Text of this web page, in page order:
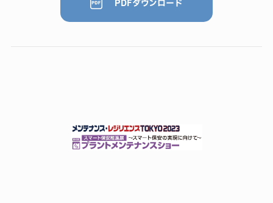
PDFダウンロード